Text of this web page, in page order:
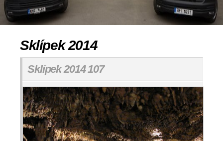
Sklípek 2014
Sklípek 2014 107